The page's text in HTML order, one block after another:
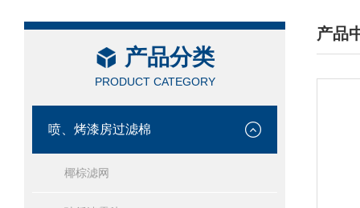
产品分类
PRODUCT CATEGORY
喷、烤漆房过滤棉
椰棕滤网
产品
/